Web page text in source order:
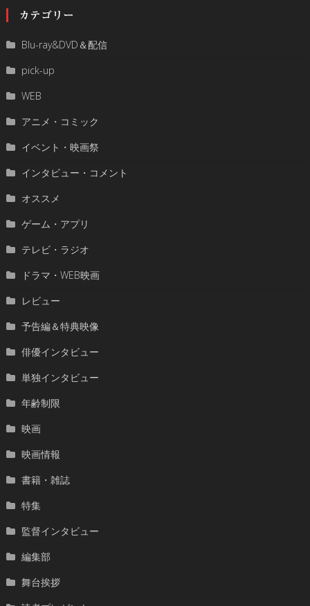
カテゴリー
Blu-ray&DVD＆配信
pick-up
WEB
アニメ・コミック
イベント・映画祭
インタビュー・コメント
オススメ
ゲーム・アプリ
テレビ・ラジオ
ドラマ・WEB映画
レビュー
予告編＆特典映像
俳優インタビュー
単独インタビュー
年齢制限
映画
映画情報
書籍・雑誌
特集
監督インタビュー
編集部
舞台挨拶